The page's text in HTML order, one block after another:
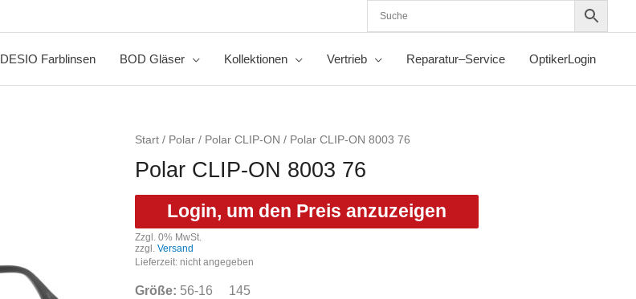
DESIO Farblinsen BOD Gläser Kollektionen Vertrieb Reparatur–Service OptikerLogin
Start / Polar / Polar CLIP-ON / Polar CLIP-ON 8003 76
Polar CLIP-ON 8003 76
Login, um den Preis anzuzeigen
Zzgl. 0% MwSt.
zzgl. Versand
Lieferzeit: nicht angegeben
Größe: 56-16 145